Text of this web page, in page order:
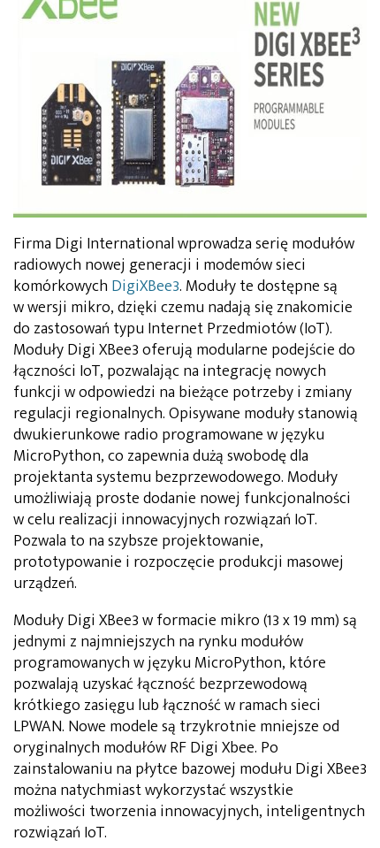
Firma Digi International wprowadza serię modułów
radiowych nowej generacji i modemów sieci
komórkowych DigiXBee3. Moduły te dostępne są
w wersji mikro, dzięki czemu nadają się znakomicie
do zastosowań typu Internet Przedmiotów (IoT).
Moduły Digi XBee3 oferują modularne podejście do
łączności IoT, pozwalając na integrację nowych
funkcji w odpowiedzi na bieżące potrzeby i zmiany
regulacji regionalnych. Opisywane moduły stanowią
dwukierunkowe radio programowane w języku
MicroPython, co zapewnia dużą swobodę dla
projektanta systemu bezprzewodowego. Moduły
umożliwiają proste dodanie nowej funkcjonalności
w celu realizacji innowacyjnych rozwiązań IoT.
Pozwala to na szybsze projektowanie,
prototypowanie i rozpoczęcie produkcji masowej
urządzeń.
Moduły Digi XBee3 w formacie mikro (13 x 19 mm) są
jednymi z najmniejszych na rynku modułów
programowanych w języku MicroPython, które
pozwalają uzyskać łączność bezprzewodową
krótkiego zasięgu lub łączność w ramach sieci
LPWAN. Nowe modele są trzykrotnie mniejsze od
oryginalnych modułów RF Digi Xbee. Po
zainstalowaniu na płytce bazowej modułu Digi XBee3
można natychmiast wykorzystać wszystkie
możliwości tworzenia innowacyjnych, inteligentnych
rozwiązań IoT.